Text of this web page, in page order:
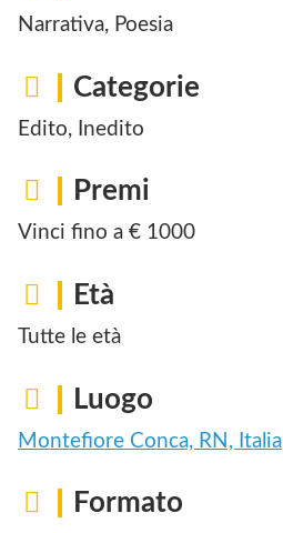
Narrativa, Poesia
Categorie
Edito, Inedito
Premi
Vinci fino a € 1000
Età
Tutte le età
Luogo
Montefiore Conca, RN, Italia
Formato